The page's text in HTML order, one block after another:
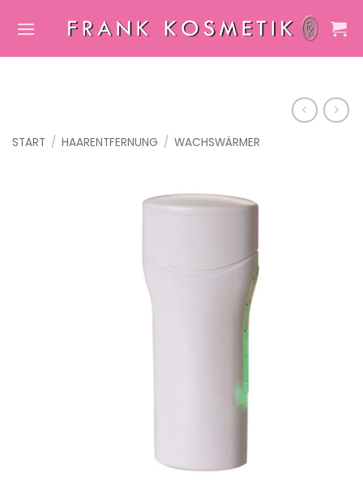
Inhalt
START / HAARENTFERNUNG / WACHSWÄRMER